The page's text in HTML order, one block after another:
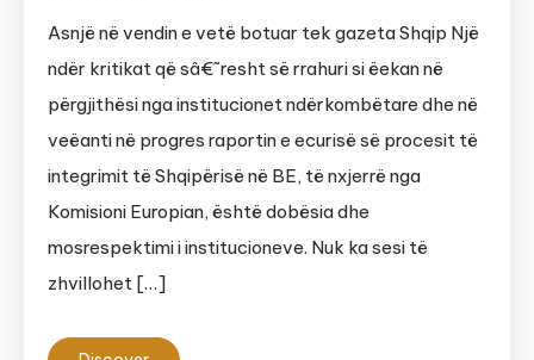
Asnjë në vendin e vetë botuar tek gazeta Shqip Një
ndër kritikat që sâ€˜resht së rrahuri si ëekan në
përgjithësi nga institucionet ndërkombëtare dhe në
veëanti në progres raportin e ecurisë së procesit të
integrimit të Shqipërisë në BE, të nxjerrë nga
Komisioni Europian, është dobësia dhe
mosrespektimi i institucioneve. Nuk ka sesi të
zhvillohet […]